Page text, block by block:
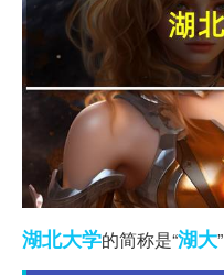
湖北大学的简称是“湖大”